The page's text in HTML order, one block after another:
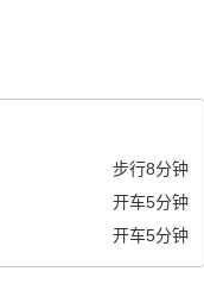
步行8分钟
开车5分钟
开车5分钟